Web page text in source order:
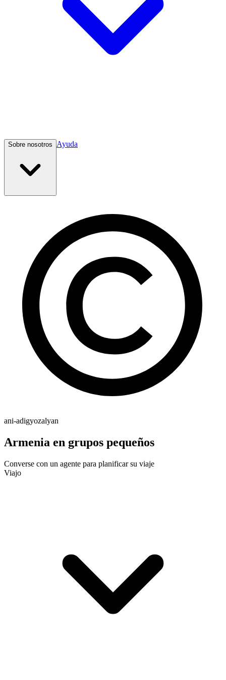
Sobre nosotros Ayuda
ani-adigyozalyan
Armenia en grupos pequeños
Converse con un agente para planificar su viaje
Viajo